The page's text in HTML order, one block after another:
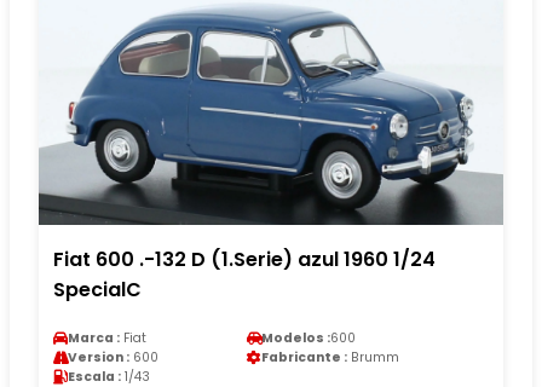
Fiat 600 .-132 D (1.Serie) azul 1960 1/24
SpecialC
Marca : Fiat Modelos :600
Version : 600 Fabricante : Brumm
Escala : 1/43